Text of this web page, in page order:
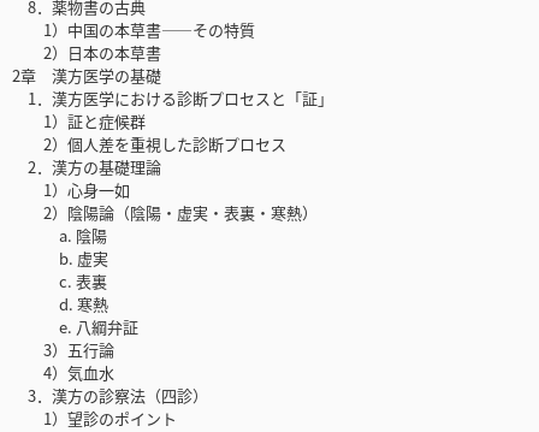
8．薬物書の古典
1）中国の本草書――その特質
2）日本の本草書
2章 漢方医学の基礎
1．漢方医学における診断プロセスと「証」
1）証と症候群
2）個人差を重視した診断プロセス
2．漢方の基礎理論
1）心身一如
2）陰陽論（陰陽・虚実・表裏・寒熱）
a. 陰陽
b. 虚実
c. 表裏
d. 寒熱
e. 八綱弁証
3）五行論
4）気血水
3．漢方の診察法（四診）
1）望診のポイント